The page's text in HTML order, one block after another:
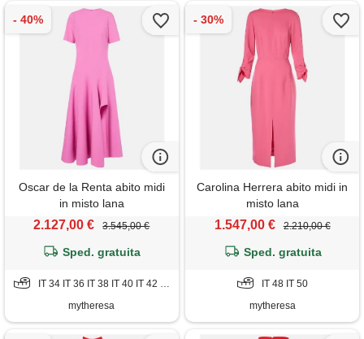
Oscar de la Renta abito midi
in misto lana
2.127,00 € 3.545,00 €
Sped. gratuita
IT 34 IT 36 IT 38 IT 40 IT 42 IT 44 IT 46 IT 48 IT 50
mytheresa
Carolina Herrera abito midi in
misto lana
1.547,00 € 2.210,00 €
Sped. gratuita
IT 48 IT 50
mytheresa